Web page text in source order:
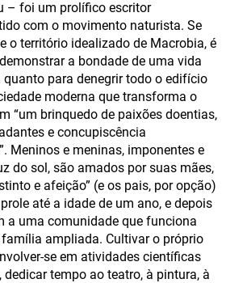
– foi um prolífico escritor
com o movimento naturista. Se
o território idealizado de Macrobia, é
a bondade de uma vida
quanto para denegrir todo o edifício
moderna que transforma o
“um brinquedo de paixões doentias,
e concupiscência
Meninos e meninas, imponentes e
do sol, são amados por suas mães,
e afeição” (e os pais, por opção)
até a idade de um ano, e depois
a uma comunidade que funciona
ampliada. Cultivar o próprio
se em atividades científicas
dedicar tempo ao teatro, à pintura, à